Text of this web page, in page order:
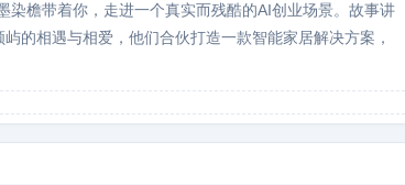
染檐带着你，走进一个真实而残酷的AI创业场景。故事讲
的相遇与相爱，他们合伙打造一款智能家居解决方案，